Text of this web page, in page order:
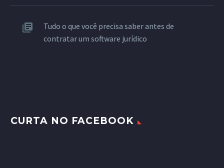
Tudo o que você precisa saber antes de
contratar um software jurídico
CURTA NO FACEBOOK